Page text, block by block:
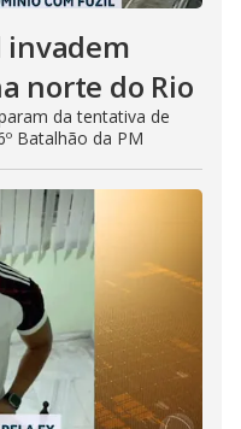
invadem
norte do Rio
da tentativa de
Batalhão da PM